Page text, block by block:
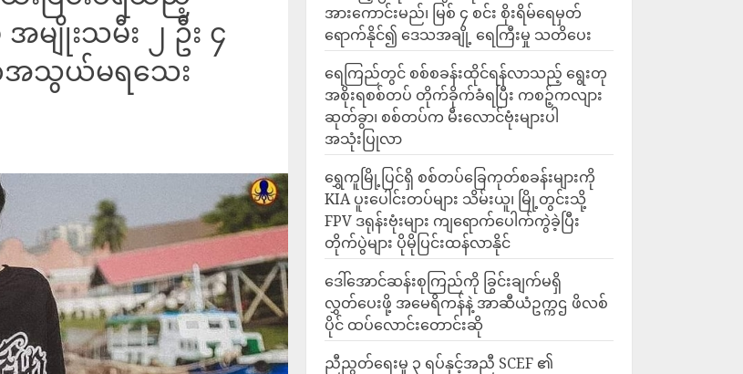
ျိုးသမီး ၂ ဦး ၄
သွယ်မရသေး
အားကောင်းမည်၊ မြစ် ၄ စင်း စိုးရိမ်ရေမှတ်
ရောက်နိုင်၍ ဒေသအချို့ ရေကြီးမှု သတိပေး
ရေကြည်တွင် စစ်စခန်းထိုင်ရန်လာသည့် ရွေးတု
အစိုးရစစ်တပ် တိုက်ခိုက်ခံရပြီး ကစဉ့်ကလျား
ဆုတ်ခွာ၊ စစ်တပ်က မီးလောင်ဗုံးများပါ
အသုံးပြုလာ
‎ရွှေကူမြို့ပြင်ရှိ စစ်တပ်ခြေကုတ်စခန်းများကို
KIA ပူးပေါင်းတပ်များ သိမ်းယူ၊ မြို့တွင်းသို့
FPV ဒရုန်းဗုံးများ ကျရောက်ပေါက်ကွဲခဲ့ပြီး
တိုက်ပွဲများ ပိုမိုပြင်းထန်လာနိုင်
ဒေါ်အောင်ဆန်းစုကြည်ကို ခြွင်းချက်မရှိ
လွှတ်ပေးဖို့ အမေရိကန်နဲ့ အာဆီယံဥက္ကဌ ဖိလစ်
ပိုင် ထပ်လောင်းတောင်းဆို
ညီညွတ်ရေးမူ ၃ ရပ်နှင့်အညီ SCEF ၏